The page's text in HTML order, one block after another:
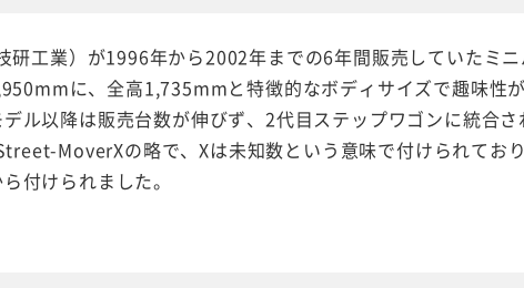
研工業）が1996年から2002年までの6年間販売していたミ
に、全高1,735mmと特徴的なボディサイズで趣味性
ル以降は販売台数が伸びず、2代目ステップワゴンに統合
MoverXの略で、Xは未知数という意味で付けられてお
付けられました。